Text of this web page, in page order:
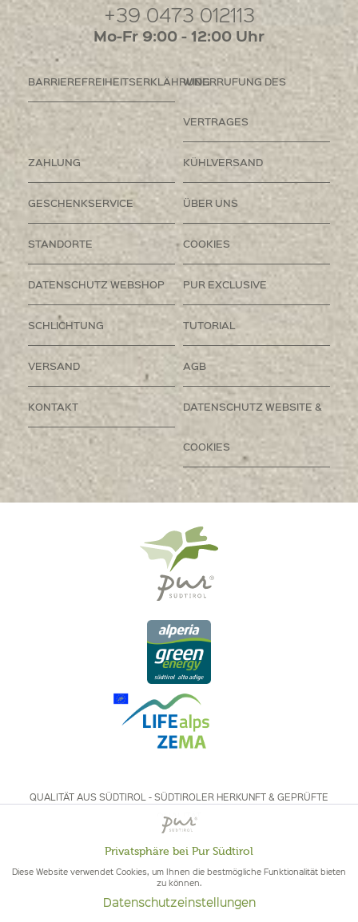
+39 0473 012113
Mo-Fr 9:00 - 12:00 Uhr
BARRIEREFREIHEITSERKLÄHRUNGWIDERRUFUNG DES
VERTRAGES
ZAHLUNG KÜHLVERSAND
GESCHENKSERVICE ÜBER UNS
STANDORTE COOKIES
DATENSCHUTZ WEBSHOP PUR EXCLUSIVE
SCHLICHTUNG TUTORIAL
VERSAND AGB
KONTAKT DATENSCHUTZ WEBSITE &
COOKIES
QUALITÄT AUS SÜDTIROL - SÜDTIROLER HERKUNFT & GEPRÜFTE
QUALITÄT
Aktiv
Inaktiv
Privatsphäre bei Pur Südtirol
Diese Website verwendet Cookies, um Ihnen die bestmögliche Funktionalität bieten
zu können.
Datenschutzeinstellungen